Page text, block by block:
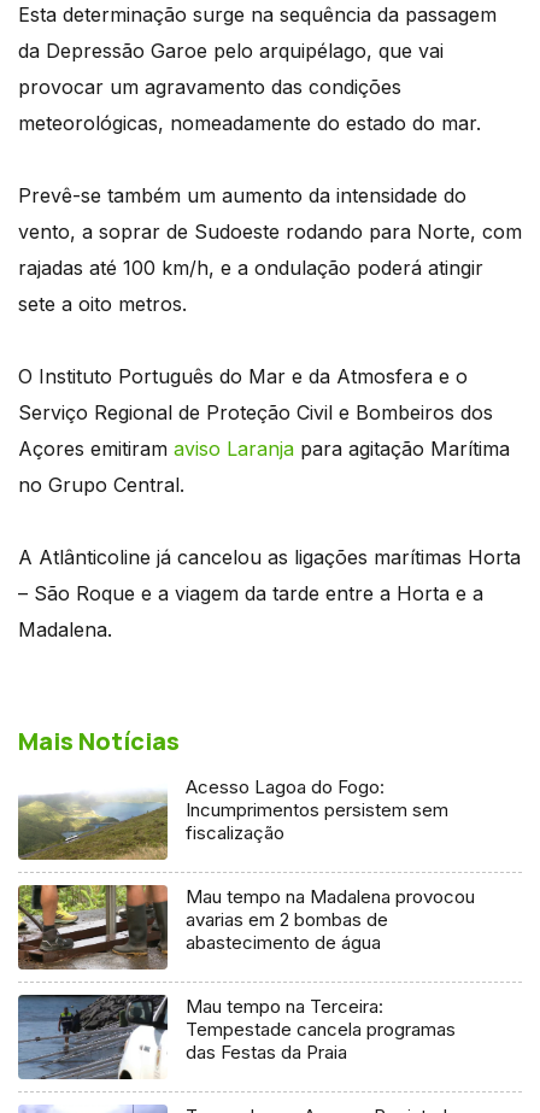
Esta determinação surge na sequência da passagem
da Depressão Garoe pelo arquipélago, que vai
provocar um agravamento das condições
meteorológicas, nomeadamente do estado do mar.
Prevê-se também um aumento da intensidade do
vento, a soprar de Sudoeste rodando para Norte, com
rajadas até 100 km/h, e a ondulação poderá atingir
sete a oito metros.
O Instituto Português do Mar e da Atmosfera e o
Serviço Regional de Proteção Civil e Bombeiros dos
Açores emitiram aviso Laranja para agitação Marítima
no Grupo Central.
A Atlânticoline já cancelou as ligações marítimas Horta
– São Roque e a viagem da tarde entre a Horta e a
Madalena.
Mais Notícias
Acesso Lagoa do Fogo:
Incumprimentos persistem sem
fiscalização
Mau tempo na Madalena provocou
avarias em 2 bombas de
abastecimento de água
Mau tempo na Terceira:
Tempestade cancela programas
das Festas da Praia